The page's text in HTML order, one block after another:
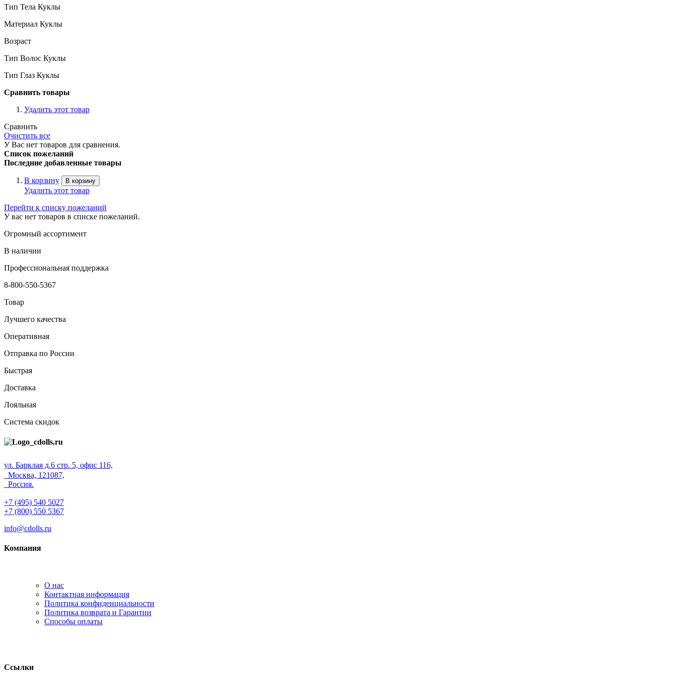
Тип Тела Куклы
Материал Куклы
Возраст
Тип Волос Куклы
Тип Глаз Куклы
Сравнить товары
Удалить этот товар
Сравнить
Очистить все
У Вас нет товаров для сравнения.
Список пожеланий
Последние добавленные товары
В корзину В корзину
Удалить этот товар
Перейти к списку пожеланий
У вас нет товаров в списке пожеланий.
Огромный ассортимент
В наличии
Профессиональная поддержка
8-800-550-5367
Товар
Лучшего качества
Оперативная
Отправка по России
Быстрая
Доставка
Лояльная
Система скидок
ул. Барклая д.6 стр. 5, офис 116,
Москва, 121087,
Россия.
+7 (495) 540 5027
+7 (800) 550 5367
info@cdolls.ru
Компания
О нас
Контактная информация
Политика конфиденциальности
Политика возврата и Гарантии
Способы оплаты
Ссылки